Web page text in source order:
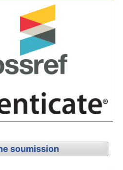
soumission